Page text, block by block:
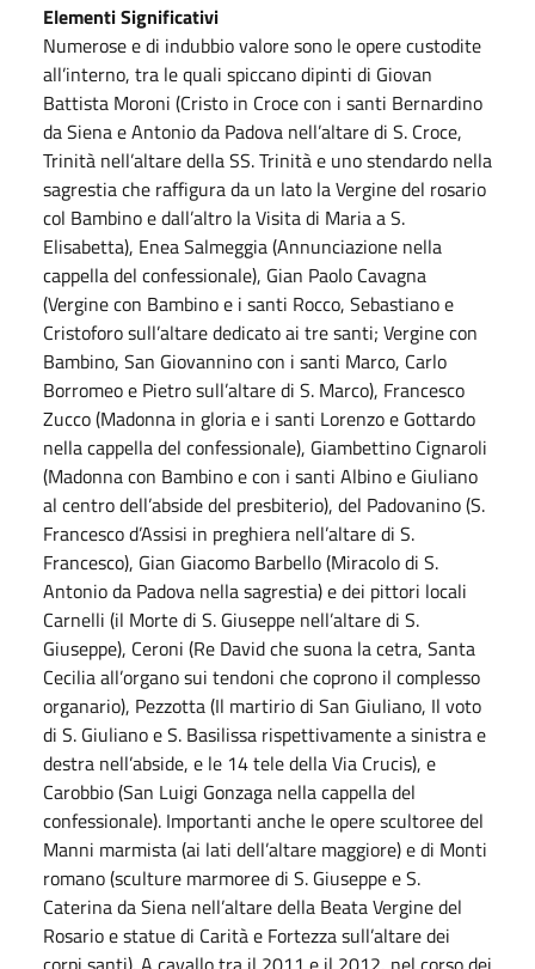
Elementi Significativi
Numerose e di indubbio valore sono le opere custodite
all’interno, tra le quali spiccano dipinti di Giovan
Battista Moroni (Cristo in Croce con i santi Bernardino
da Siena e Antonio da Padova nell’altare di S. Croce,
Trinità nell’altare della SS. Trinità e uno stendardo nella
sagrestia che raffigura da un lato la Vergine del rosario
col Bambino e dall’altro la Visita di Maria a S.
Elisabetta), Enea Salmeggia (Annunciazione nella
cappella del confessionale), Gian Paolo Cavagna
(Vergine con Bambino e i santi Rocco, Sebastiano e
Cristoforo sull’altare dedicato ai tre santi; Vergine con
Bambino, San Giovannino con i santi Marco, Carlo
Borromeo e Pietro sull’altare di S. Marco), Francesco
Zucco (Madonna in gloria e i santi Lorenzo e Gottardo
nella cappella del confessionale), Giambettino Cignaroli
(Madonna con Bambino e con i santi Albino e Giuliano
al centro dell’abside del presbiterio), del Padovanino (S.
Francesco d’Assisi in preghiera nell’altare di S.
Francesco), Gian Giacomo Barbello (Miracolo di S.
Antonio da Padova nella sagrestia) e dei pittori locali
Carnelli (il Morte di S. Giuseppe nell’altare di S.
Giuseppe), Ceroni (Re David che suona la cetra, Santa
Cecilia all’organo sui tendoni che coprono il complesso
organario), Pezzotta (Il martirio di San Giuliano, Il voto
di S. Giuliano e S. Basilissa rispettivamente a sinistra e
destra nell’abside, e le 14 tele della Via Crucis), e
Carobbio (San Luigi Gonzaga nella cappella del
confessionale). Importanti anche le opere scultoree del
Manni marmista (ai lati dell’altare maggiore) e di Monti
romano (sculture marmoree di S. Giuseppe e S.
Caterina da Siena nell’altare della Beata Vergine del
Rosario e statue di Carità e Fortezza sull’altare dei